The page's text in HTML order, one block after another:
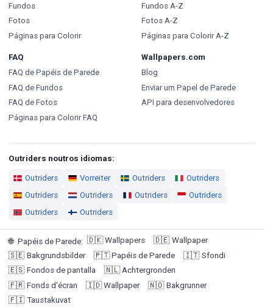
Fundos
Fotos
Páginas para Colorir
Fundos A-Z
Fotos A-Z
Páginas para Colorir A-Z
FAQ
FAQ de Papéis de Parede
FAQ de Fundos
FAQ de Fotos
Páginas para Colorir FAQ
Wallpapers.com
Blog
Enviar um Papel de Parede
API para desenvolvedores
Outriders noutros idiomas:
Outriders Vorreiter Outriders
Outriders
Outriders
Outriders Outriders
Outriders
Outriders
Outriders
🌐 Papéis de Parede: 🇩🇰 Wallpapers 🇩🇪 Wallpaper
🇸🇪 Bakgrundsbilder 🇵🇹 Papéis de Parede 🇮🇹 Sfondi
🇪🇸 Fondos de pantalla 🇳🇱 Achtergronden
🇫🇷 Fonds d'écran 🇮🇩 Wallpaper 🇳🇴 Bakgrunner
🇫🇮 Taustakuvat